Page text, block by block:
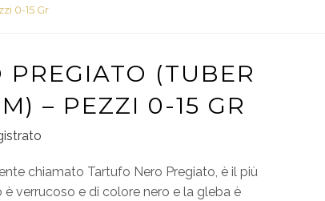
0-15 Gr
PREGIATO (TUBER
– PEZZI 0-15 GR
chiamato Tartufo Nero Pregiato, è il più
verrucoso e di colore nero e la gleba è